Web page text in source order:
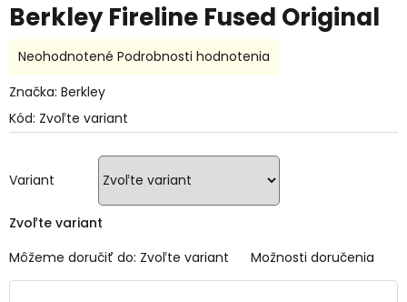
Berkley Fireline Fused Original
Kód: Zvoľte variant
Variant
Zvoľte variant
Môžeme doručiť do: Zvoľte variant Možnosti doručenia
Priemerné
produktu
0,0
hviezdičiek.
Neohodnotené Podrobnosti hodnotenia
Značka: Berkley